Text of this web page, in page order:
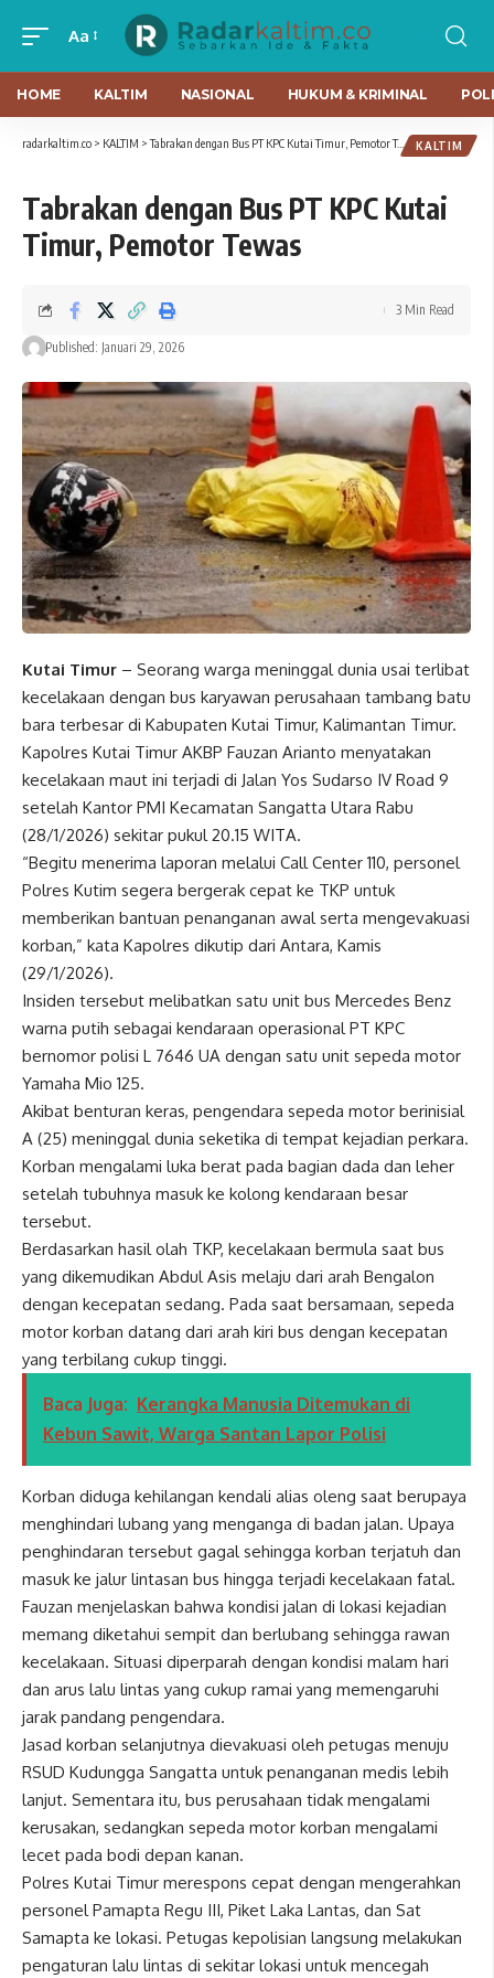
Aa
HOME KALTIM NASIONAL HUKUM & KRIMINAL
radarkaltim.co > KALTIM >Tabrakan dengan Bus PT KPC Kutai Timur, Pemotor Tewas KALTIM
Tabrakan dengan Bus PT KPC Kutai
Timur, Pemotor Tewas
Published: Januari 29, 2026
3 Min Read
Kutai Timur – Seorang warga meninggal dunia usai terlibat
kecelakaan dengan bus karyawan perusahaan tambang batu
bara terbesar di Kabupaten Kutai Timur, Kalimantan Timur.
Kapolres Kutai Timur AKBP Fauzan Arianto menyatakan
kecelakaan maut ini terjadi di Jalan Yos Sudarso IV Road 9
setelah Kantor PMI Kecamatan Sangatta Utara Rabu
(28/1/2026) sekitar pukul 20.15 WITA.
“Begitu menerima laporan melalui Call Center 110, personel
Polres Kutim segera bergerak cepat ke TKP untuk
memberikan bantuan penanganan awal serta mengevakuasi
korban,” kata Kapolres dikutip dari Antara, Kamis
(29/1/2026).
Insiden tersebut melibatkan satu unit bus Mercedes Benz
warna putih sebagai kendaraan operasional PT KPC
bernomor polisi L 7646 UA dengan satu unit sepeda motor
Yamaha Mio 125.
Akibat benturan keras, pengendara sepeda motor berinisial
A (25) meninggal dunia seketika di tempat kejadian perkara.
Korban mengalami luka berat pada bagian dada dan leher
setelah tubuhnya masuk ke kolong kendaraan besar
tersebut.
Berdasarkan hasil olah TKP, kecelakaan bermula saat bus
yang dikemudikan Abdul Asis melaju dari arah Bengalon
dengan kecepatan sedang. Pada saat bersamaan, sepeda
motor korban datang dari arah kiri bus dengan kecepatan
yang terbilang cukup tinggi.
Baca Juga: Kerangka Manusia Ditemukan di
Kebun Sawit, Warga Santan Lapor Polisi
Korban diduga kehilangan kendali alias oleng saat berupaya
menghindari lubang yang menganga di badan jalan. Upaya
penghindaran tersebut gagal sehingga korban terjatuh dan
masuk ke jalur lintasan bus hingga terjadi kecelakaan fatal.
Fauzan menjelaskan bahwa kondisi jalan di lokasi kejadian
memang diketahui sempit dan berlubang sehingga rawan
kecelakaan. Situasi diperparah dengan kondisi malam hari
dan arus lalu lintas yang cukup ramai yang memengaruhi
jarak pandang pengendara.
Jasad korban selanjutnya dievakuasi oleh petugas menuju
RSUD Kudungga Sangatta untuk penanganan medis lebih
lanjut. Sementara itu, bus perusahaan tidak mengalami
kerusakan, sedangkan sepeda motor korban mengalami
lecet pada bodi depan kanan.
Polres Kutai Timur merespons cepat dengan mengerahkan
personel Pamapta Regu III, Piket Laka Lantas, dan Sat
Samapta ke lokasi. Petugas kepolisian langsung melakukan
pengaturan lalu lintas di sekitar lokasi untuk mencegah